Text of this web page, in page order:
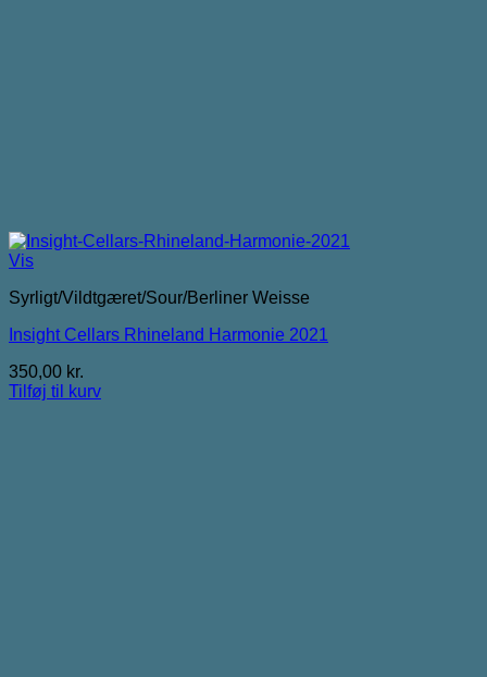
Vis
Syrligt/Vildtgæret/Sour/Berliner Weisse
Insight Cellars Rhineland Harmonie 2021
350,00 kr.
Tilføj til kurv